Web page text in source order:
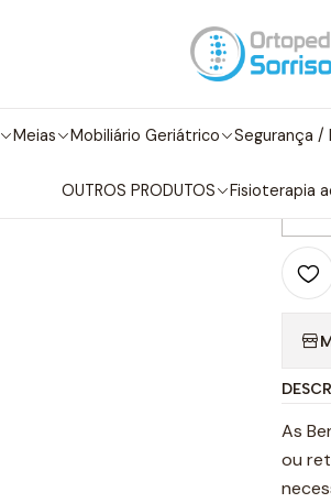
Meias Mobiliário Geriátrico Segurança /
OUTROS PRODUTOS Fisioterapia
Bengalas e Canadianas
As
ou